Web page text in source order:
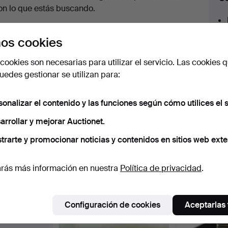
lo que estás buscando.
tan pronto como dispongamos del lote.
archivo que coinciden con tu
cookies
son necesarias para utilizar el servicio. Las cookies
gestionar se utilizan para:
el contenido y las funciones según cómo utilices el
y mejorar Auctionet.
y promocionar noticias y contenidos en sitios web
más información en nuestra Política de privacidad.
Configuración de cookies Aceptarlas